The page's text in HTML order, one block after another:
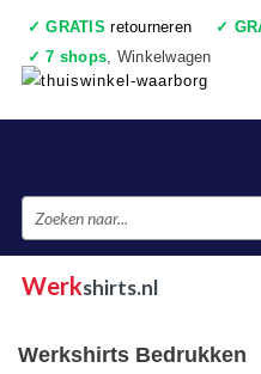
✓ GRATIS retourneren ✓
✓ 7 shops, Winkelwagen
✓Voor 17:00 uur besteld,
✓Achteraf betalen ✓Ook
Werkshirts.nl
Werkshirts Bedrukken